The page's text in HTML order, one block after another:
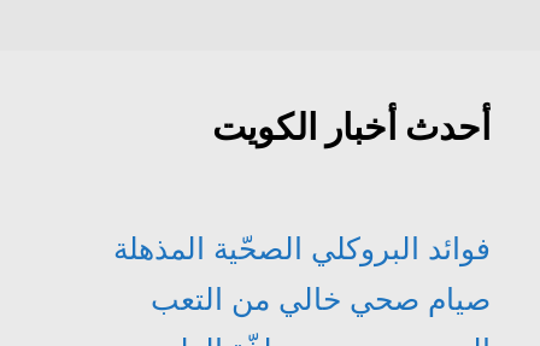
أحدث أخبار الكويت
فوائد البروكلي الصحّية المذهلة
صيام صحي خالي من التعب